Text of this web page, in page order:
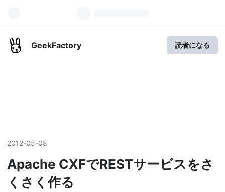
GeekFactory 読者になる
2012-05-08
Apache CXFでRESTサービスをさ
くさく作る